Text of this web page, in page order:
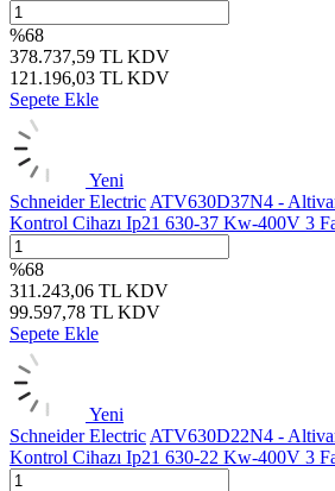
%68
378.737,59 TL KDV
121.196,03 TL KDV
Sepete Ekle
Yeni
Schneider Electric ATV630D37N4 -
Kontrol Cihazı Ip21 630-37 Kw-400V 3
%68
311.243,06 TL KDV
99.597,78 TL KDV
Sepete Ekle
Yeni
Schneider Electric ATV630D22N4 -
Kontrol Cihazı Ip21 630-22 Kw-400V 3